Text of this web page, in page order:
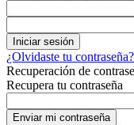
¿Olvidaste tu
Recuperación de
Recupera tu contraseña